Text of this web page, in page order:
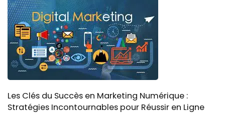
Les Clés du Succès en Marketing Numérique :
Stratégies Incontournables pour Réussir en Ligne